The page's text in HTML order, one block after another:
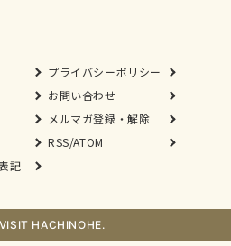
プライバシーポリシー
お問い合わせ
メルマガ登録・解除
RSS/ATOM
記
HACHINOHE.